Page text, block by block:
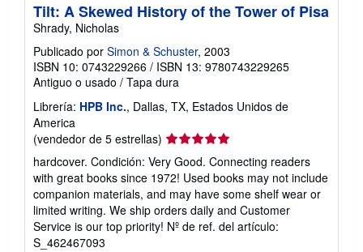
Tilt: A Skewed History of the Tower of Pisa
Shrady, Nicholas
Publicado por Simon & Schuster, 2003
ISBN 10: 0743229266 / ISBN 13: 9780743229265
Antiguo o usado / Tapa dura
Librería: HPB Inc., Dallas, TX, Estados Unidos de
America
(vendedor de 5 estrellas) Calificación
del
vendedor:
5
de
5
estrellas
hardcover. Condición: Very Good. Connecting readers
with great books since 1972! Used books may not include
companion materials, and may have some shelf wear or
limited writing. We ship orders daily and Customer
Service is our top priority! Nº de ref. del artículo:
S_462467093